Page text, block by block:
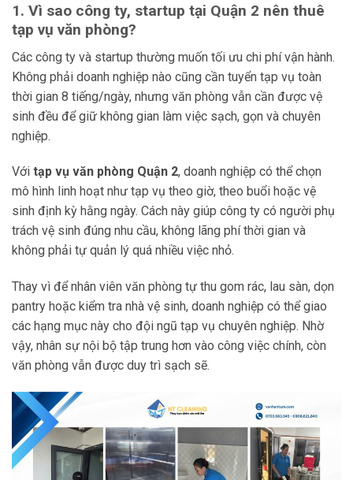
1. Vì sao công ty, startup tại Quận 2 nên thuê
tạp vụ văn phòng?
Các công ty và startup thường muốn tối ưu chi phí vận hành.
Không phải doanh nghiệp nào cũng cần tuyển tạp vụ toàn
thời gian 8 tiếng/ngày, nhưng văn phòng vẫn cần được vệ
sinh đều để giữ không gian làm việc sạch, gọn và chuyên
nghiệp.
Với tạp vụ văn phòng Quận 2, doanh nghiệp có thể chọn
mô hình linh hoạt như tạp vụ theo giờ, theo buổi hoặc vệ
sinh định kỳ hằng ngày. Cách này giúp công ty có người phụ
trách vệ sinh đúng nhu cầu, không lãng phí thời gian và
không phải tự quản lý quá nhiều việc nhỏ.
Thay vì để nhân viên văn phòng tự thu gom rác, lau sàn, dọn
pantry hoặc kiểm tra nhà vệ sinh, doanh nghiệp có thể giao
các hạng mục này cho đội ngũ tạp vụ chuyên nghiệp. Nhờ
vậy, nhân sự nội bộ tập trung hơn vào công việc chính, còn
văn phòng vẫn được duy trì sạch sẽ.